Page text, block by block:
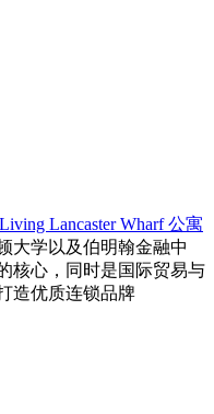
Lancaster Wharf 公寓
大学以及伯明翰金融中
核心，同时是国际贸易与
造优质连锁品牌